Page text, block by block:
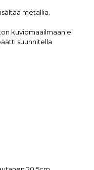
metallia.
kuviomaailmaan ei
suunnitella